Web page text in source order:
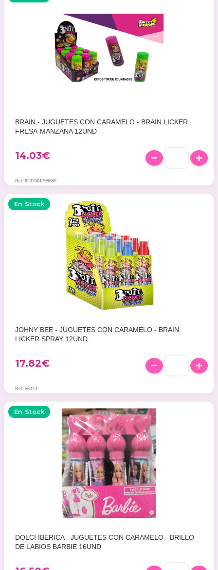
BRAIN - JUGUETES CON CARAMELO - BRAIN LICKER
FRESA-MANZANA 12UND
14.03€
Ref: 8437001799695
En Stock
JOHNY BEE - JUGUETES CON CARAMELO - BRAIN
LICKER SPRAY 12UND
17.82€
Ref: 56373
En Stock
DOLCI IBERICA - JUGUETES CON CARAMELO - BRILLO
DE LABIOS BARBIE 16UND